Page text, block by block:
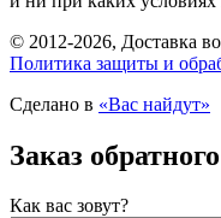
© 2012-2026, Доставка
Политика защиты и
Сделано в «Вас найдут»
Заказ
Как вас зовут?